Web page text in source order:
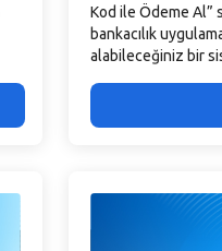
Kod ile Ödeme Al”
bankacılık
alabileceğiniz bir